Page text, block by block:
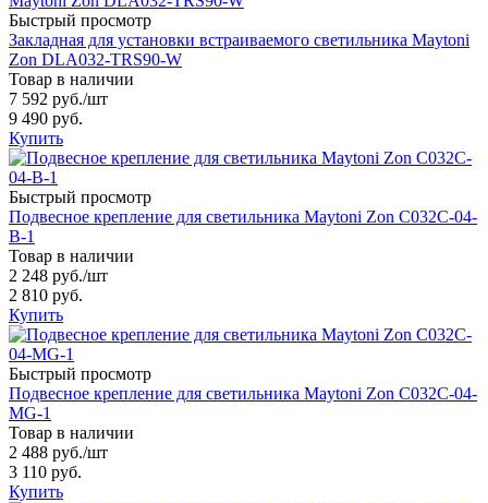
Быстрый просмотр
Закладная для установки встраиваемого светильника Maytoni
Zon DLA032-TRS90-W
Товар в наличии
7 592 руб./шт
9 490 руб.
Купить
Быстрый просмотр
Подвесное крепление для светильника Maytoni Zon C032C-04-
B-1
Товар в наличии
2 248 руб./шт
2 810 руб.
Купить
Быстрый просмотр
Подвесное крепление для светильника Maytoni Zon C032C-04-
MG-1
Товар в наличии
2 488 руб./шт
3 110 руб.
Купить